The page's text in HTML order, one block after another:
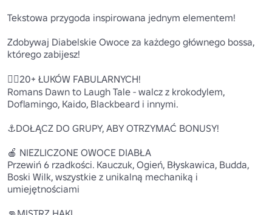
Tekstowa przygoda inspirowana jednym elementem!
Zdobywaj Diabelskie Owoce za każdego głównego bossa,
którego zabijesz!
🏴‍☠️20+ ŁUKÓW FABULARNYCH!
Romans Dawn to Laugh Tale - walcz z krokodylem,
Doflamingo, Kaido, Blackbeard i innymi.
⚓DOŁĄCZ DO GRUPY, ABY OTRZYMAĆ BONUSY!
🍎 NIEZLICZONE OWOCE DIABŁA
Przewiń 6 rzadkości. Kauczuk, Ogień, Błyskawica, Budda,
Boski Wilk, wszystkie z unikalną mechaniką i
umiejętnościami